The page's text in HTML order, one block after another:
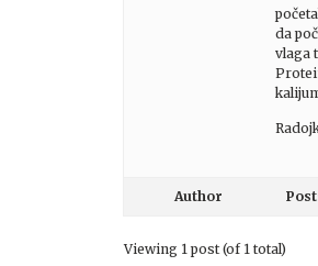
da
vlaga
Author
Viewing 1 post (of 1 total)